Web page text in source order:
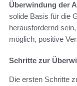
Überwindung der
solide Basis für die
herausfordernd
möglich, positive
Schritte zur
Die ersten Schritte